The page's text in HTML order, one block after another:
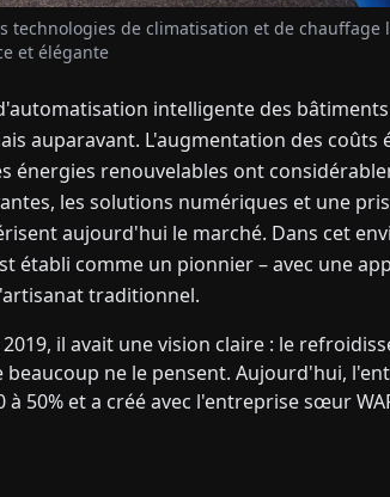
technologies de climatisation et de chauffage
et élégante
intelligente des bâtiments
auparavant. L'augmentation des coûts
énergies renouvelables ont
les solutions numériques et une
aujourd'hui le marché. Dans cet
établi comme un pionnier – avec une
traditionnel.
il avait une vision claire : le
ne le pensent. Aujourd'hui,
50% et a créé avec l'entreprise sœur